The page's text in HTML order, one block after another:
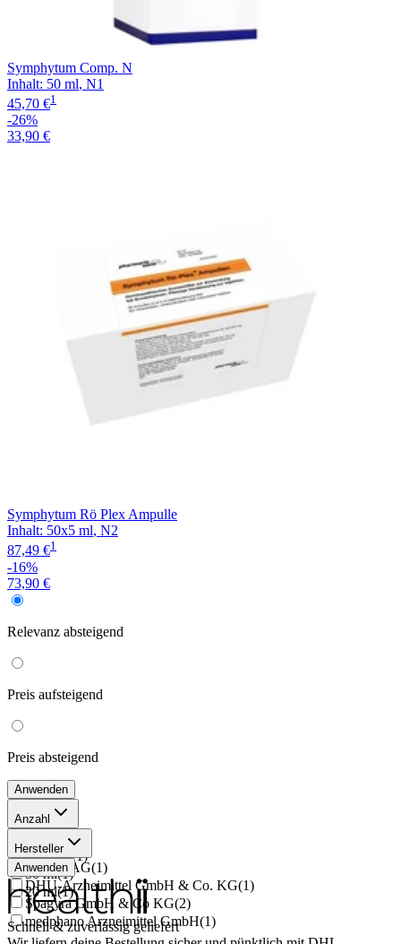
Symphytum Comp. N
Inhalt: 50 ml, N1
45,70 €1
-26%
33,90 €
Symphytum Rö Plex Ampulle
Inhalt: 50x5 ml, N2
87,49 €1
-16%
73,90 €
Relevanz absteigend
Preis aufsteigend
Preis absteigend
Anwenden
Anzahl
50x5 ml(1)
50 ml(1)
20 ml(1)
Hersteller
Weleda AG(1)
DHU-Arzneimittel GmbH & Co. KG(1)
Spagyra GmbH & Co KG(2)
medphano Arzneimittel GmbH(1)
Anwenden
Schnell & zuverlässig geliefert